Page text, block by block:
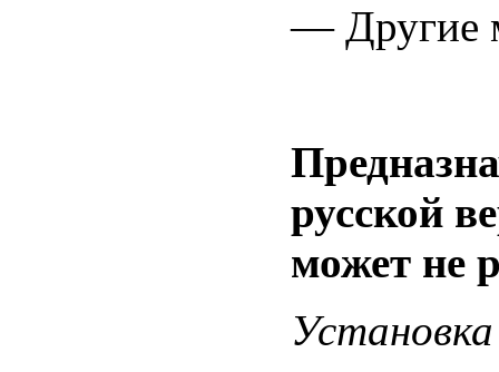
— Другие
русской
может не
Установка